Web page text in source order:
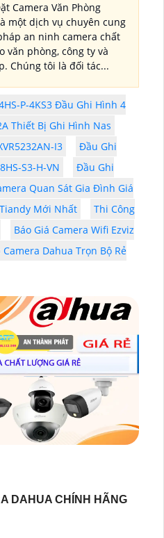
Camera Văn Phòng
một dịch vụ chuyên cung
an ninh camera chất
văn phòng, công ty và
Chúng tôi là đối tác...
P-4KS3 Đầu Ghi Hình 4
Thiết Bị Ghi Hình Nas
I3
Đầu Ghi
S3-H-VN
Đầu Ghi
Quan Sát Gia Đình Giá
Mới Nhất
Thi Công
Báo Giá Camera Wifi Ezviz
Camera Dahua Trọn Bộ Rẻ
DAHUA CHÍNH HÃNG